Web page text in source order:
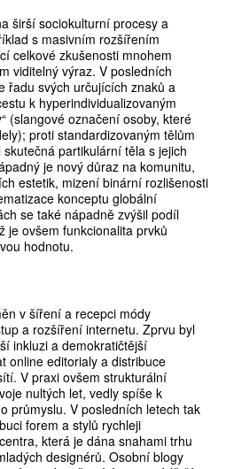
širší sociokulturní procesy a
s masivním rozšířením
celkové zkušenosti mnohem
viditelný výraz. V posledních
řadu svých určujících znaků a
k hyperindividualizovaným
(slangové označení osoby, které
proti standardizovaným tělům
partikulární těla s jejich
je nový důraz na komunitu,
estetik, mizení binární rozlišenosti
konceptu globální
se také nápadně zvýšil podíl
je ovšem funkcionalita prvků
hodnotu.
v šíření a recepci módy
a rozšíření internetu. Zprvu byl
inkluzi a demokratičtější
online editorialy a distribuce
V praxi ovšem strukturální
nultých let, vedly spíše k
průmyslu. V posledních letech tak
forem a stylů rychleji
která je dána snahami trhu
designérů. Osobní blogy